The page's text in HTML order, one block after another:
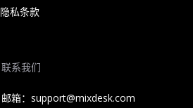
隐私条款
联系我们
邮箱：support@mixdesk.com